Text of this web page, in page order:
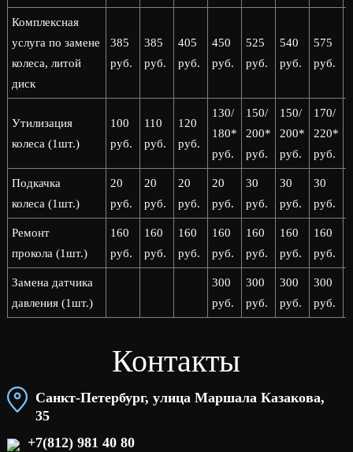
Комплексная
услуга по замене
колеса, литой
диск
385
руб.
385
руб.
405
руб.
450
руб.
525
руб.
540
руб.
575
руб.
Утилизация
колеса (1шт.)
100
руб.
110
руб.
120
руб.
130/
180*
руб.
150/
200*
руб.
150/
200*
руб.
170/
220*
руб.
Подкачка
колеса (1шт.)
20
руб.
20
руб.
20
руб.
20
руб.
30
руб.
30
руб.
30
руб.
Ремонт
прокола (1шт.)
160
руб.
160
руб.
160
руб.
160
руб.
160
руб.
160
руб.
160
руб.
Замена датчика
давления (1шт.)
300
руб.
300
руб.
300
руб.
300
руб.
Контакты
Санкт-Петербург, улица Маршала Казакова,
35
+7(812) 981 40 80